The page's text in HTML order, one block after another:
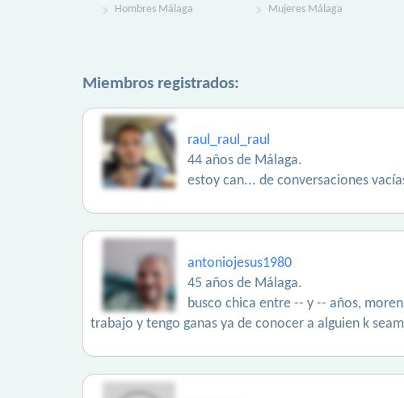
Hombres Málaga Mujeres Málaga
Miembros registrados:
raul_raul_raul
44 años de Málaga.
estoy can... de conversaciones
antoniojesus1980
45 años de Málaga.
busco chica entre -- y -- años,
trabajo y tengo ganas ya de conocer a alguien k